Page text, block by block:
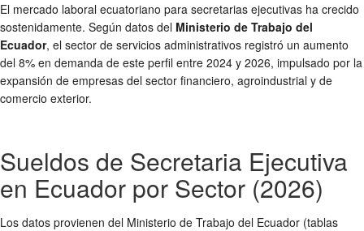
El mercado laboral ecuatoriano para secretarias ejecutivas ha crecido
sostenidamente. Según datos del Ministerio de Trabajo del
Ecuador, el sector de servicios administrativos registró un aumento
del 8% en demanda de este perfil entre 2024 y 2026, impulsado por la
expansión de empresas del sector financiero, agroindustrial y de
comercio exterior.
Sueldos de Secretaria Ejecutiva
en Ecuador por Sector (2026)
Los datos provienen del Ministerio de Trabajo del Ecuador (tablas